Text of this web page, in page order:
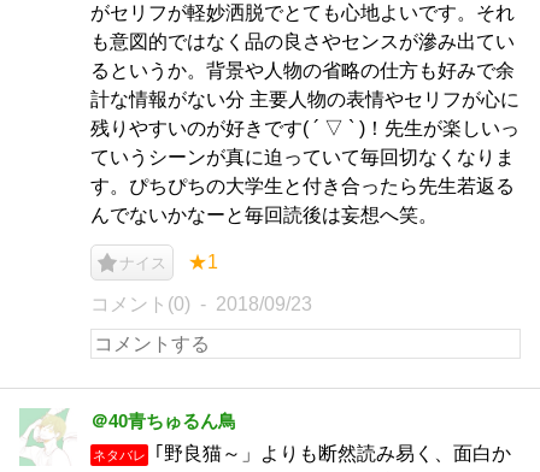
がセリフが軽妙洒脱でとても心地よいです。それ
も意図的ではなく品の良さやセンスが滲み出てい
るというか。背景や人物の省略の仕方も好みで余
計な情報がない分 主要人物の表情やセリフが心に
残りやすいのが好きです( ´ ▽ ` )！先生が楽しいっ
ていうシーンが真に迫っていて毎回切なくなりま
す。ぴちぴちの大学生と付き合ったら先生若返る
んでないかなーと毎回読後は妄想へ笑。
ナイス ★1
コメント(0) 2018/09/23
＠40青ちゅるん鳥
ネタバレ
｢野良猫～」よりも断然読み易く、面白か